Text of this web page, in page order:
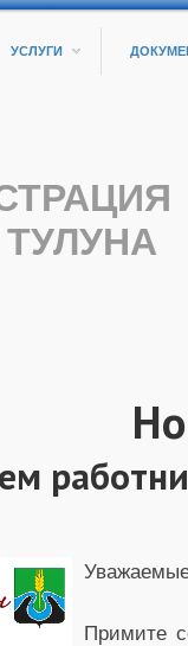
УСЛУГИ
Примите